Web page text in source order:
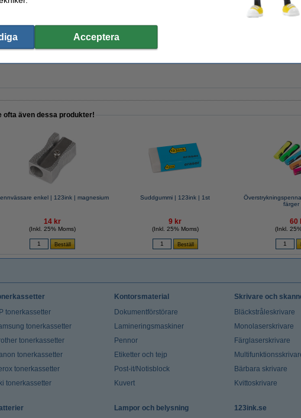
ofta även dessa produkter!
enkel | 123ink | magnesium
14 kr
(Inkl. 25% Moms)
Suddgummi | 123ink | 1st
9 kr
(Inkl. 25% Moms)
färger
60
(Inkl.
tonerkassetter
tonerkassetter
tonerkassetter
tonerkassetter
tonerkassetter
tonerkassetter
Kontorsmaterial
Dokumentförstörare
Lamineringsmaskiner
Pennor
Etiketter och tejp
Post-it/Notisblock
Kuvert
Skrivare och
Bläckstråleskrivare
Monolaserskrivare
Färglaserskrivare
Bärbara skrivare
Kvittoskrivare
Lampor och belysning 123ink.se
Acceptera